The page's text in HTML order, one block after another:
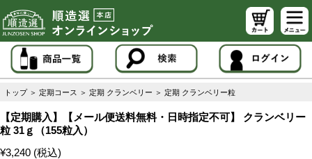
トップ ＞ 定期コース ＞ 定期 クランベリー ＞ 定期 クランベリー粒
【定期購入】【メール便送料無料・日時指定不可】 クランベリー
粒 31ｇ（155粒入）
¥3,240 (税込)